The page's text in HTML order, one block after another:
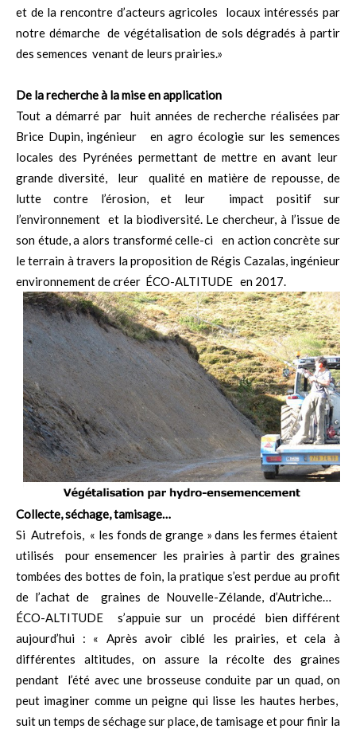
et de la rencontre d’acteurs agricoles locaux intéressés par
notre démarche de végétalisation de sols dégradés à partir
des semences venant de leurs prairies.»
De la recherche à la mise en application
Tout a démarré par huit années de recherche réalisées par
Brice Dupin, ingénieur en agro écologie sur les semences
locales des Pyrénées permettant de mettre en avant leur
grande diversité, leur qualité en matière de repousse, de
lutte contre l’érosion, et leur impact positif sur
l’environnement et la biodiversité. Le chercheur, à l’issue de
son étude, a alors transformé celle-ci en action concrète sur
le terrain à travers la proposition de Régis Cazalas, ingénieur
environnement de créer ÉCO-ALTITUDE en 2017.
Collecte, séchage, tamisage…
Si Autrefois, « les fonds de grange » dans les fermes étaient
utilisés pour ensemencer les prairies à partir des graines
tombées des bottes de foin, la pratique s’est perdue au profit
de l’achat de graines de Nouvelle-Zélande, d’Autriche…
ÉCO-ALTITUDE s’appuie sur un procédé bien différent
aujourd’hui : « Après avoir ciblé les prairies, et cela à
différentes altitudes, on assure la récolte des graines
pendant l’été avec une brosseuse conduite par un quad, on
peut imaginer comme un peigne qui lisse les hautes herbes,
suit un temps de séchage sur place, de tamisage et pour finir la